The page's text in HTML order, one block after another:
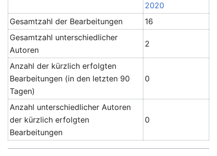
2020
Gesamtzahl der Bearbeitungen
16
Gesamtzahl unterschiedlicher
Autoren
2
Anzahl der kürzlich erfolgten
Bearbeitungen (in den letzten 90
Tagen)
0
Anzahl unterschiedlicher Autoren
der kürzlich erfolgten
Bearbeitungen
0